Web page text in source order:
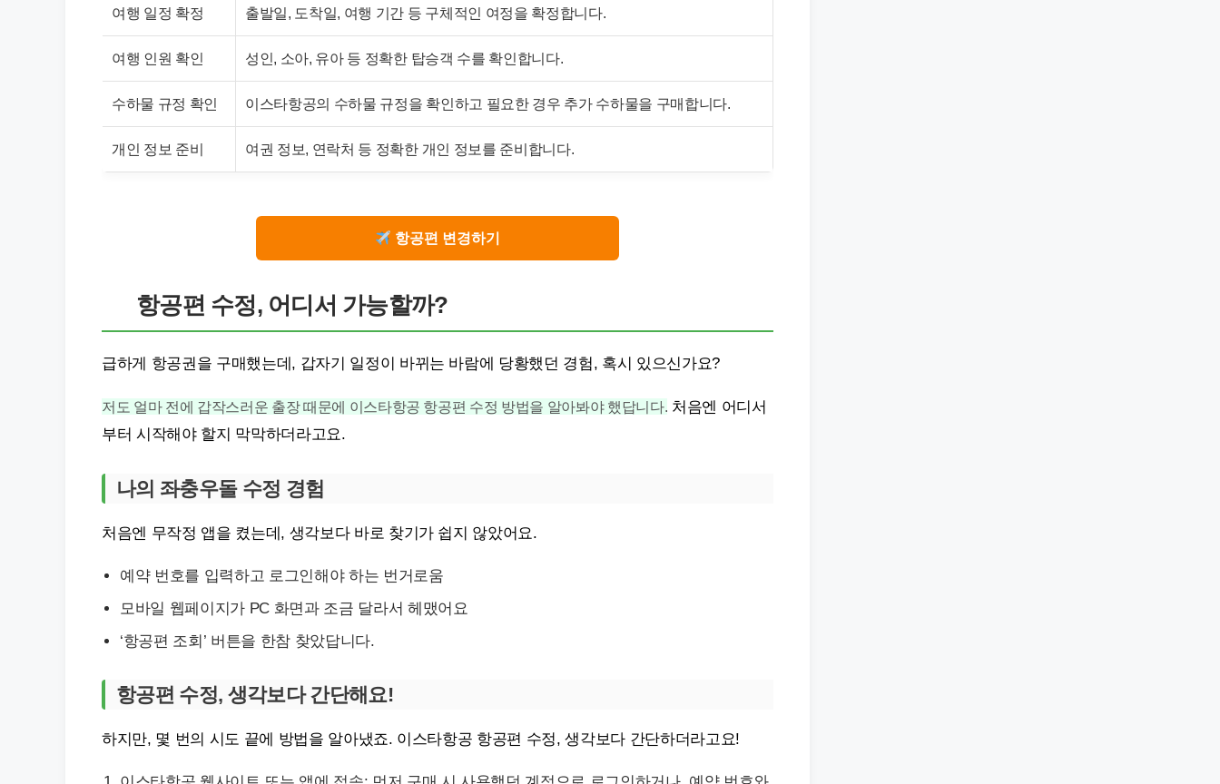
여행 일정 확정 출발일, 도착일, 여행 기간 등 구체적인 여정을 확정합니다.
여행 인원 확인 성인, 소아, 유아 등 정확한 탑승객 수를 확인합니다.
수하물 규정 확인 이스타항공의 수하물 규정을 확인하고 필요한 경우 추가 수하물을 구매합니다.
개인 정보 준비 여권 정보, 연락처 등 정확한 개인 정보를 준비합니다.
항공편 변경하기
항공편 수정, 어디서 가능할까?
급하게 항공권을 구매했는데, 갑자기 일정이 바뀌는 바람에 당황했던 경험, 혹시 있으신가요?
저도 얼마 전에 갑작스러운 출장 때문에 이스타항공 항공편 수정 방법을 알아봐야 했답니다. 처음엔 어디서
부터 시작해야 할지 막막하더라고요.
나의 좌충우돌 수정 경험
처음엔 무작정 앱을 켰는데, 생각보다 바로 찾기가 쉽지 않았어요.
예약 번호를 입력하고 로그인해야 하는 번거로움
모바일 웹페이지가 PC 화면과 조금 달라서 헤맸어요
‘항공편 조회’ 버튼을 한참 찾았답니다.
항공편 수정, 생각보다 간단해요!
하지만, 몇 번의 시도 끝에 방법을 알아냈죠. 이스타항공 항공편 수정, 생각보다 간단하더라고요!